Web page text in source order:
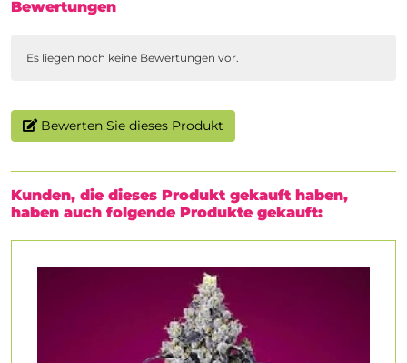
Bewertungen
Es liegen noch keine Bewertungen vor.
Bewerten Sie dieses Produkt
Kunden, die dieses Produkt gekauft haben,
haben auch folgende Produkte gekauft: